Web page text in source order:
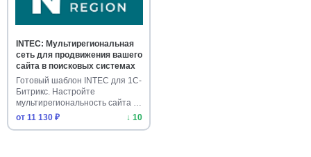
INTEC: Мультирегиональная
сеть для продвижения вашего
сайта в поисковых системах
Готовый шаблон INTEC для 1С-
Битрикс. Настройте
мультирегиональность сайта и
прод…
от 11 130 ₽ ↓ 10